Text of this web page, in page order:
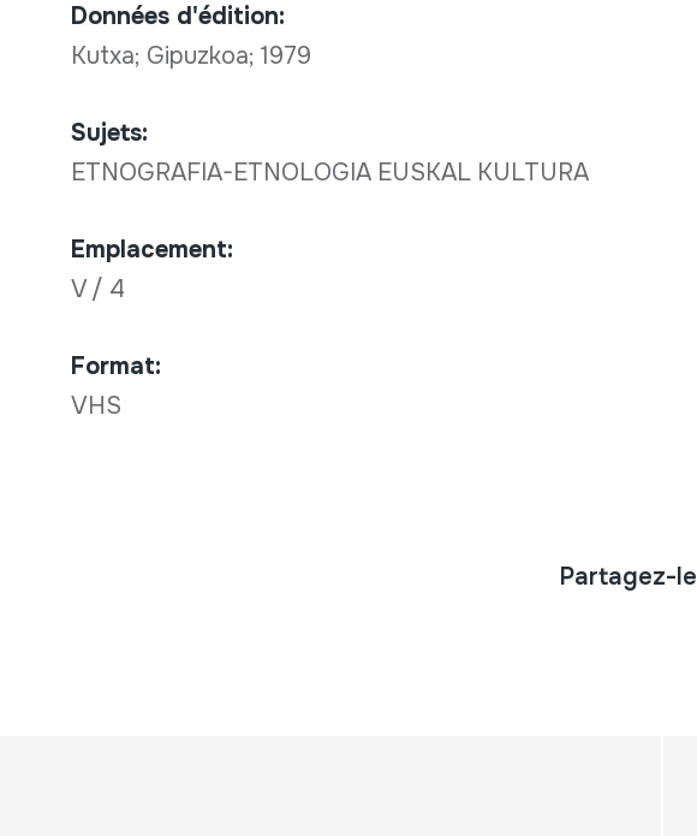
Données d'édition:
Kutxa; Gipuzkoa; 1979
Sujets:
ETNOGRAFIA-ETNOLOGIA EUSKAL KULTURA
Emplacement:
V / 4
Format:
VHS
Partagez-le